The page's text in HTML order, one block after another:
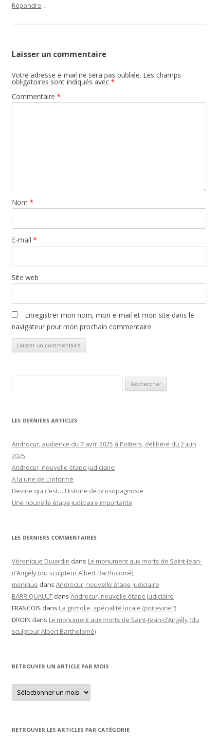
Répondre ↓
Laisser un commentaire
Votre adresse e-mail ne sera pas publiée. Les champs
obligatoires sont indiqués avec *
Commentaire *
Nom *
E-mail *
Site web
Enregistrer mon nom, mon e-mail et mon site dans le
navigateur pour mon prochain commentaire.
LES DERNIERS ARTICLES
Androcur, audience du 7 avril 2025 à Poitiers, délibéré du 2 juin
2025
Androcur, nouvelle étape judiciaire
A la une de L’informé
Devine qui c’est… Histoire de prosopagnosie
Une nouvelle étape judiciaire importante
LES DERNIERS COMMENTAIRES
Véronique Dujardin dans Le monument aux morts de Saint-Jean-
d’Angély (du sculpteur Albert Bartholomé)
monique dans Androcur, nouvelle étape judiciaire
BARRIQUAULT dans Androcur, nouvelle étape judiciaire
FRANCOIS dans La grimolle, spécialité locale (poitevine?)
DROIN dans Le monument aux morts de Saint-Jean-d’Angély (du
sculpteur Albert Bartholomé)
RETROUVER UN ARTICLE PAR MOIS
Retrouver
un
article
RETROUVER LES ARTICLES PAR CATÉGORIE